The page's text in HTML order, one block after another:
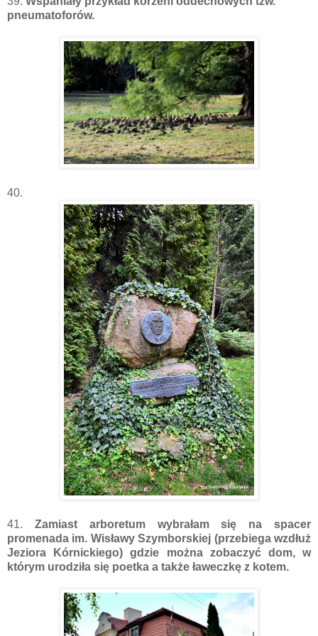
pneumatoforów.
40.
41. Zamiast arboretum wybrałam się na spacer
promenada im. Wisławy Szymborskiej (przebiega wzdłuż
Jeziora Kórnickiego) gdzie można zobaczyć dom, w
którym urodziła się poetka a także ławeczkę z kotem.